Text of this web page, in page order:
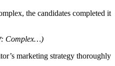
the candidates completed it
Complex…)
marketing strategy thoroughly